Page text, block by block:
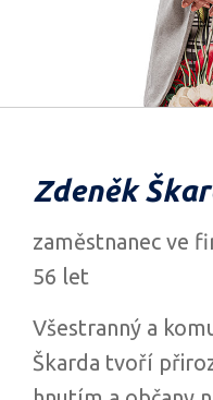
Zdeněk
zaměstnanec ve
56 let
Všestranný a
Škarda tvoří